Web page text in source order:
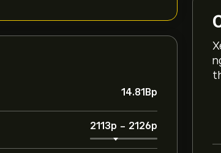
14.81B‎p‎
2113‎p‎ - 2126‎p‎